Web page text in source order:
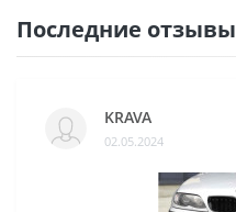
Последние отзывы
KRAVA
02.05.2024